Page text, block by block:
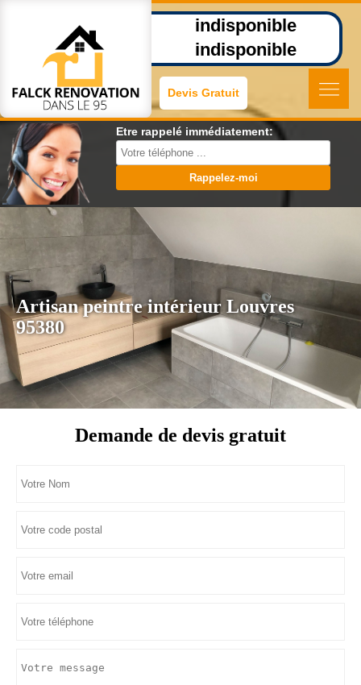
indisponible
indisponible
Devis Gratuit
Etre rappelé immédiatement:
Artisan peintre intérieur Louvres
95380
Demande de devis gratuit